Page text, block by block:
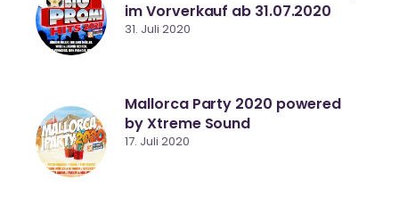
im Vorverkauf ab 31.07.2020
31. Juli 2020
Mallorca Party 2020 powered
by Xtreme Sound
17. Juli 2020